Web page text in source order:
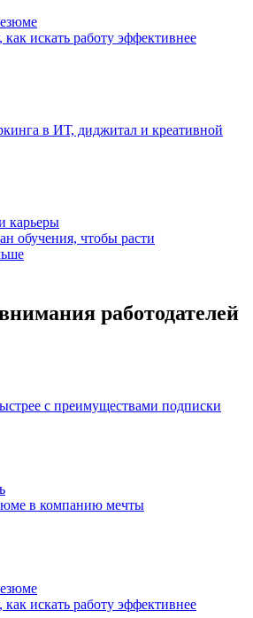
как искать работу эффективнее
в ИТ, диджитал и креативной
карьеры
обучения, чтобы расти
работодателей
с преимуществами подписки
в компанию мечты
как искать работу эффективнее